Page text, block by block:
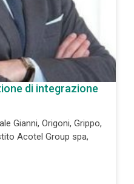
di integrazione
Gianni, Origoni, Grippo,
Acotel Group spa,